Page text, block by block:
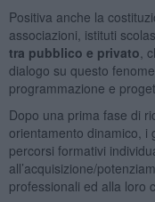
Positiva anche la
associazioni, istituti
tra pubblico e privato ,
dialogo su questo
programmazione e
Dopo una prima fase di
orientamento dinamico, i
percorsi formativi
all’acquisizione/
professionali ed alla loro